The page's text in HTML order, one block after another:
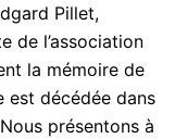
Pillet,
de l’association
la mémoire de
est décédée dans
présentons à